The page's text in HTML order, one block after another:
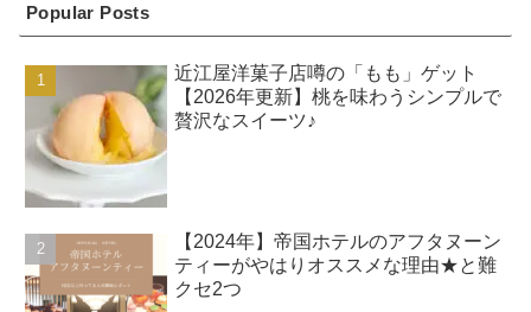
Popular Posts
近江屋洋菓子店噂の「もも」ゲット
【2026年更新】桃を味わうシンプルで
贅沢なスイーツ♪
【2024年】帝国ホテルのアフタヌーン
ティーがやはりオススメな理由★と難
クセ2つ